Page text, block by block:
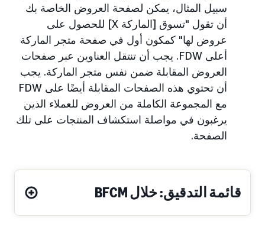
سبيل المثال، يمكن لصفحة العروض الخاصة بك
أن تقول "تسوق [الماركة X] للحصول على
عروض لها" كمكون أول في صفحة متجر الماركة
أعلى FDW. يجب أن تنتقل العناوين عبر صفحات
العروض المقابلة ضمن نفس متجر الماركة. يجب
أن تحتوي هذه الصفحات المقابلة أيضًا على FDW
مع المجموعة الكاملة من العروض للعملاء الذين
يرغبون في مواصلة استكشاف المنتجات على تلك
الصفحة.
قائمة التدقيق: خلال BFCM